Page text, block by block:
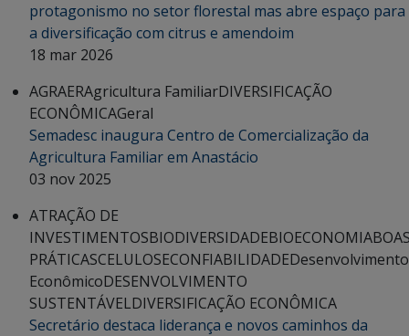
protagonismo no setor florestal mas abre espaço para
a diversificação com citrus e amendoim
18 mar 2026
AGRAERAgricultura FamiliarDIVERSIFICAÇÃO
ECONÔMICAGeral
Semadesc inaugura Centro de Comercialização da
Agricultura Familiar em Anastácio
03 nov 2025
ATRAÇÃO DE
INVESTIMENTOSBIODIVERSIDADEBIOECONOMIA
PRÁTICASCELULOSECONFIABILIDADEDesenvolvimento
EconômicoDESENVOLVIMENTO
SUSTENTÁVELDIVERSIFICAÇÃO ECONÔMICA
Secretário destaca liderança e novos caminhos da